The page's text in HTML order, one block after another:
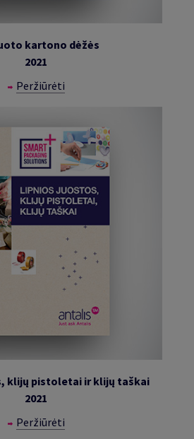
kartono dėžės
2021
Peržiūrėti
klijų pistoletai ir klijų taškai
2021
Peržiūrėti